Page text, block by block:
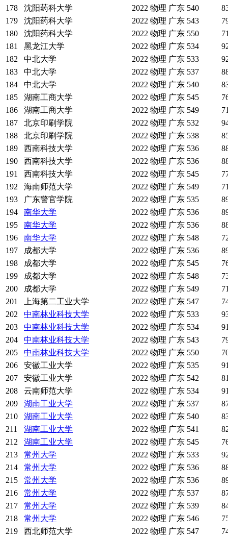
178
沈阳药科大学 2022 物理 广东 540
179
沈阳药科大学 2022 物理 广东 543
180
沈阳药科大学 2022 物理 广东 550
181
黑龙江大学 2022 物理 广东 534
182
中北大学 2022 物理 广东 533
183
中北大学 2022 物理 广东 537
184
中北大学 2022 物理 广东 540
185
湖南工商大学 2022 物理 广东 545
186
湖南工商大学 2022 物理 广东 549
187
北京印刷学院 2022 物理 广东 532
188
北京印刷学院 2022 物理 广东 538
189
西南科技大学 2022 物理 广东 536
190
西南科技大学 2022 物理 广东 536
191
西南科技大学 2022 物理 广东 545
192
海南师范大学 2022 物理 广东 549
193
广东警官学院 2022 物理 广东 535
194
南华大学 2022 物理 广东 536
195
南华大学 2022 物理 广东 536
196
南华大学 2022 物理 广东 548
197
成都大学 2022 物理 广东 536
198
成都大学 2022 物理 广东 545
199
成都大学 2022 物理 广东 548
200
成都大学 2022 物理 广东 549
201
上海第二工业大学 2022 物理 广东 547
202
中南林业科技大学 2022 物理 广东 533
203
中南林业科技大学 2022 物理 广东 534
204
中南林业科技大学 2022 物理 广东 543
205
中南林业科技大学 2022 物理 广东 550
206
安徽工业大学 2022 物理 广东 535
207
安徽工业大学 2022 物理 广东 542
208
云南师范大学 2022 物理 广东 534
209
湖南工业大学 2022 物理 广东 537
210
湖南工业大学 2022 物理 广东 540
211
湖南工业大学 2022 物理 广东 541
212
湖南工业大学 2022 物理 广东 545
213
常州大学 2022 物理 广东 533
214
常州大学 2022 物理 广东 536
215
常州大学 2022 物理 广东 536
216
常州大学 2022 物理 广东 537
217
常州大学 2022 物理 广东 539
218
常州大学 2022 物理 广东 546
219
西北师范大学 2022 物理 广东 547